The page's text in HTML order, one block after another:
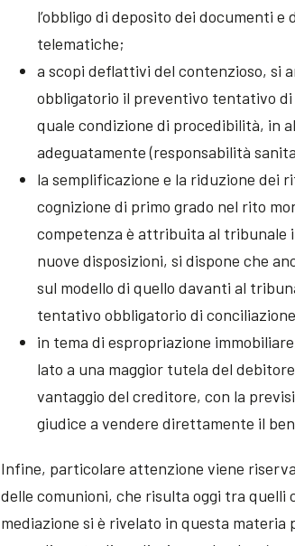
l’obbligo di deposito dei documenti
telematiche;
a scopi deflattivi del contenzioso, si
obbligatorio il preventivo tentativo
quale condizione di procedibilità, in
adeguatamente (responsabilità
la semplificazione e la riduzione dei
cognizione di primo grado nel rito
competenza è attribuita al tribunale
nuove disposizioni, si dispone che
sul modello di quello davanti al
tentativo obbligatorio di
in tema di espropriazione
lato a una maggior tutela del
vantaggio del creditore, con la
giudice a vendere direttamente il
Infine, particolare attenzione viene
delle comunioni, che risulta oggi tra
mediazione si è rivelato in questa